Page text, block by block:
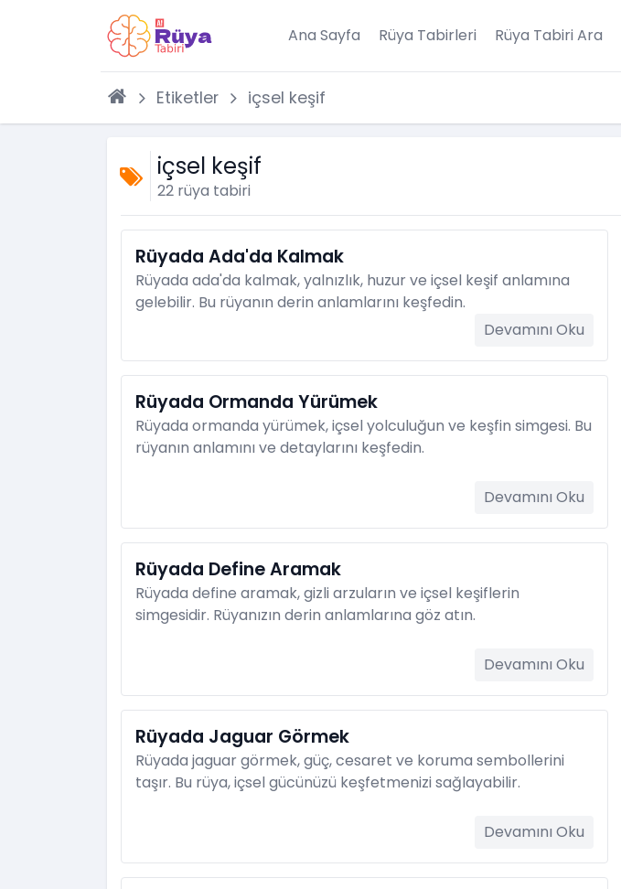
Ana Sayfa Rüya Tabirleri Rüya Tabiri Ara
Etiketler içsel keşif
içsel keşif
22 rüya tabiri
Rüyada Ada'da Kalmak
Rüyada ada'da kalmak, yalnızlık, huzur ve içsel keşif anlamına
gelebilir. Bu rüyanın derin anlamlarını keşfedin.
Devamını Oku
Rüyada Ormanda Yürümek
Rüyada ormanda yürümek, içsel yolculuğun ve keşfin simgesi. Bu
rüyanın anlamını ve detaylarını keşfedin.
Devamını Oku
Rüyada Define Aramak
Rüyada define aramak, gizli arzuların ve içsel keşiflerin
simgesidir. Rüyanızın derin anlamlarına göz atın.
Devamını Oku
Rüyada Jaguar Görmek
Rüyada jaguar görmek, güç, cesaret ve koruma sembollerini
taşır. Bu rüya, içsel gücünüzü keşfetmenizi sağlayabilir.
Devamını Oku